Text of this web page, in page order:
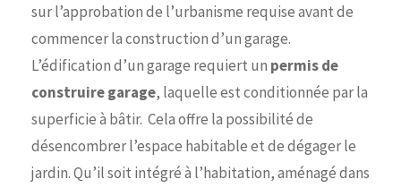
sur l’approbation de l’urbanisme requise avant de
commencer la construction d’un garage.
L’édification d’un garage requiert un permis de
construire garage, laquelle est conditionnée par la
superficie à bâtir. Cela offre la possibilité de
désencombrer l’espace habitable et de dégager le
jardin. Qu’il soit intégré à l’habitation, aménagé dans